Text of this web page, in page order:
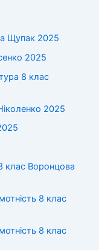
Щупак 2025
2025
8 клас
2025
клас Воронцова
8 клас
8 клас